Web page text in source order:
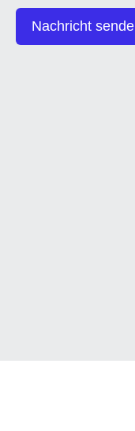
Nachricht